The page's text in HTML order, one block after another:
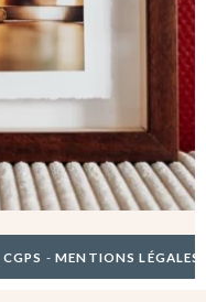
CGPS -MENTIONS LÉGALES